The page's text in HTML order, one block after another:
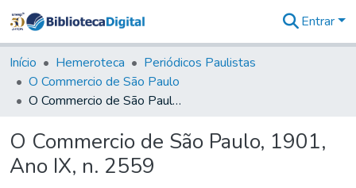
&
Coleções
Tudo na
Biblioteca
Estatísticas
Entrar
Início Hemeroteca
Periódicos Paulistas
O Commercio de São Paulo
O Commercio de São Paulo, 1901, Ano IX, n. 2559
O Commercio de São Paulo, 1901,
Ano IX, n. 2559